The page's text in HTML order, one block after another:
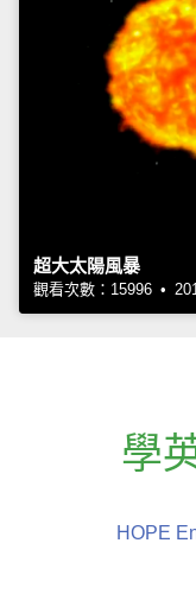
超大太陽風暴
觀看次數：15996 •
學
HOPE